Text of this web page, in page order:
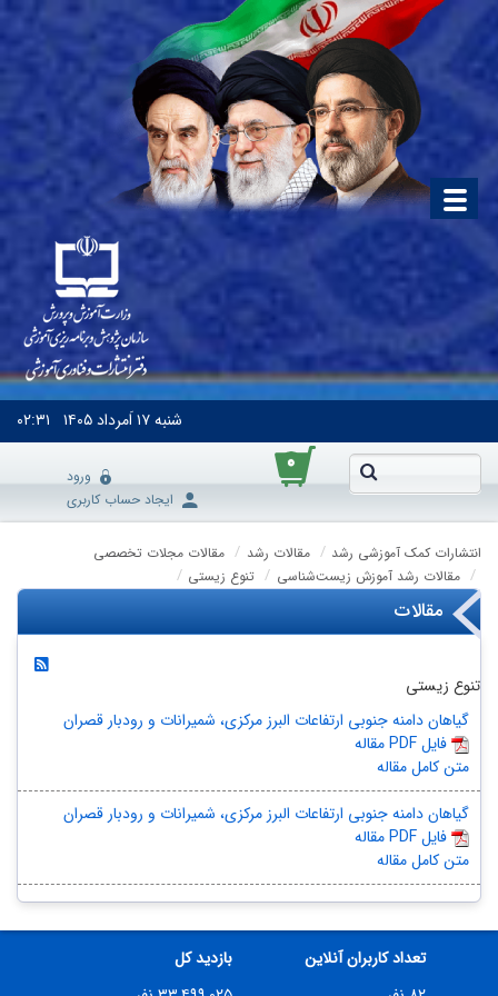
شنبه۱۷ اَمرداد ۱۴۰۵ ۰۲:۳۱
۰
ورود
ایجاد حساب کاربری
انتشارات کمک آموزشی رشد مقالات رشد
مقالات مجلات تخصصی
مقالات رشد آموزش زیست‌شناسی
تنوع زیستی
مقالات
تنوع زیستی
گیاهان دامنه جنوبی ارتفاعات البرز مرکزی، شمیرانات و رودبار قصران
مقاله PDF فایل
متن کامل مقاله
گیاهان دامنه جنوبی ارتفاعات البرز مرکزی، شمیرانات و رودبار قصران
مقاله PDF فایل
متن کامل مقاله
تعداد کاربران آنلاین
بازدید کل